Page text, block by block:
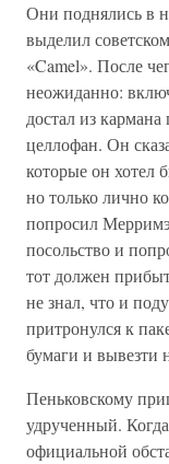
Они поднялись в
выделил
«Camel». После
неожиданно:
достал из
целлофан. Он
которые он хотел
но только лично
попросил
посольство и
тот должен
не знал, что и
притронулся к
бумаги и вывезти
Пеньковскому
удрученный.
официальной